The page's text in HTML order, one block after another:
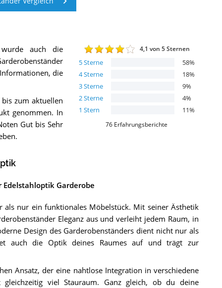
4,1 von 5 Sternen
5Sterne 58%
4Sterne 18%
3Sterne 9%
2Sterne 4%
1 Stern 11%
76 Erfahrungsberichte
auch die
die
zum aktuellen
genommen. In
Gut bis Sehr
Garderobe
als nur ein funktionales Möbelstück. Mit seiner Ästhetik
Eleganz aus und verleiht jedem Raum, in
Design des Garderobenständers dient nicht nur als
auch die Optik deines Raumes auf und trägt zur
Ansatz, der eine nahtlose Integration in verschiedene
viel Stauraum. Ganz gleich, ob du deine